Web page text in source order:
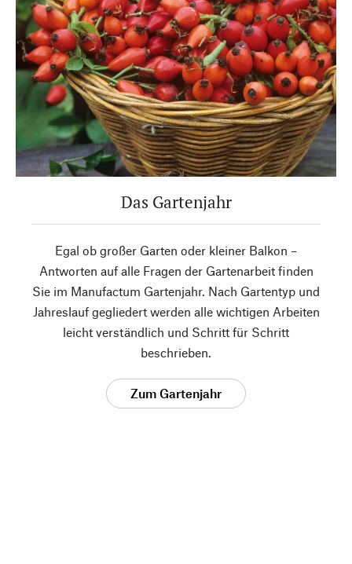
Das Gartenjahr
Egal ob großer Garten oder kleiner Balkon –
Antworten auf alle Fragen der Gartenarbeit finden
Sie im Manufactum Gartenjahr. Nach Gartentyp und
Jahreslauf gegliedert werden alle wichtigen Arbeiten
leicht verständlich und Schritt für Schritt
beschrieben.
Zum Gartenjahr